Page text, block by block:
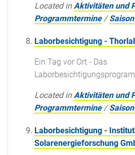
Located in Aktivitäten und
Programmtermine /
Laborbesichtigung -
Ein Tag vor Ort - Das
Located in Aktivitäten und
Programmtermine /
Laborbesichtigung -
Solarenergieforschung